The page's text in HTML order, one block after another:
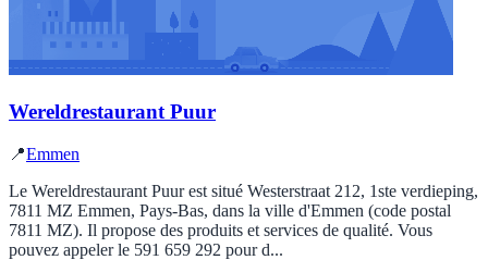
Wereldrestaurant Puur
📍Emmen
Le Wereldrestaurant Puur est situé Westerstraat 212, 1ste verdieping,
7811 MZ Emmen, Pays-Bas, dans la ville d'Emmen (code postal
7811 MZ). Il propose des produits et services de qualité. Vous
pouvez appeler le 591 659 292 pour d...